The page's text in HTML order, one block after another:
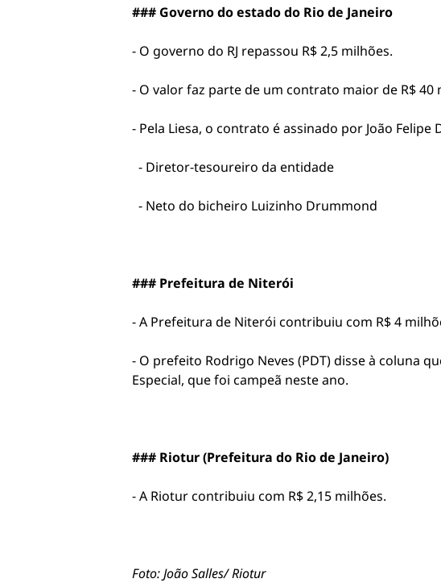
### Governo do estado do Rio de Janeiro
- O governo do RJ repassou R$ 2,5 milhões.
- O valor faz parte de um contrato maior de R$
- Pela Liesa, o contrato é assinado por João Felipe
- Diretor-tesoureiro da entidade
- Neto do bicheiro Luizinho Drummond
### Prefeitura de Niterói
- A Prefeitura de Niterói contribuiu com R$ 4
- O prefeito Rodrigo Neves (PDT) disse à coluna
Especial, que foi campeã neste ano.
### Riotur (Prefeitura do Rio de Janeiro)
- A Riotur contribuiu com R$ 2,15 milhões.
Foto: João Salles/ Riotur